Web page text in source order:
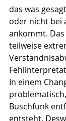
das was
oder nicht bei
ankommt.
teilweise
In einem
Buschfunk
entsteht.